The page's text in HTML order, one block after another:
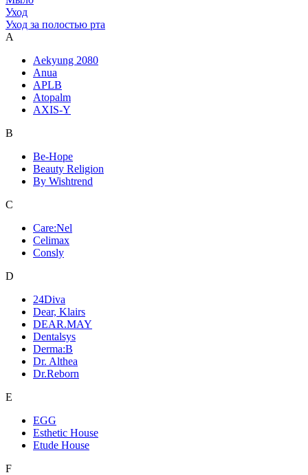
Уход
Уход за полостью рта
A
Aekyung 2080
Anua
APLB
Atopalm
AXIS-Y
B
Be-Hope
Beauty Religion
By Wishtrend
C
Care:Nel
Celimax
Consly
D
24Diva
Dear, Klairs
DEAR.MAY
Dentalsys
Derma:B
Dr. Althea
Dr.Reborn
E
EGG
Esthetic House
Etude House
F